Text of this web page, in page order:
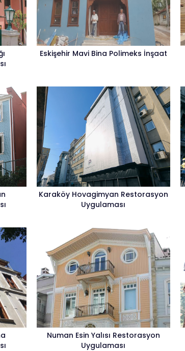
Eskişehir Mavi Bina Polimeks İnşaat
Karaköy Hovagimyan Restorasyon
Uygulaması
Numan Esin Yalısı Restorasyon
Uygulaması